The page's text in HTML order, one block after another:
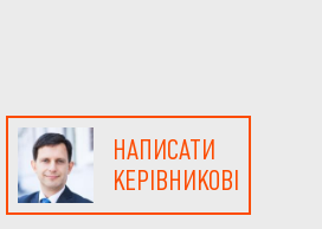
НАПИСАТИ
КЕРІВНИКОВІ